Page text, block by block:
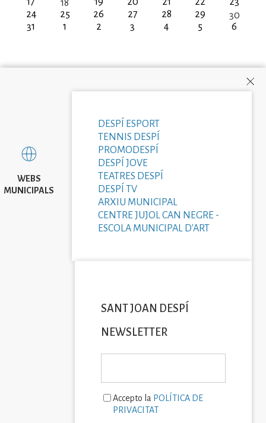
18
24
25 26 27 28 29
30
31
1 2 3 4 5 6
WEBS
MUNICIPALS
DESPÍ ESPORT
TENNIS DESPÍ
PROMODESPÍ
DESPÍ JOVE
TEATRES DESPÍ
DESPÍ TV
ARXIU MUNICIPAL
CENTRE JUJOL CAN NEGRE -
ESCOLA MUNICIPAL D'ART
SANT JOAN DESPÍ
NEWSLETTER
Accepto la POLÍTICA DE
PRIVACITAT